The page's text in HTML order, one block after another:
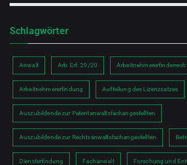
Schlagwörter
Anwalt Arb.Erf. 29/20
Arbeitnehmererfindung Aufteilung des Lizenzsatzes
Auszubildende zur Patentanwaltsfachangestellten
Auszubildende zur Rechtsanwaltsfachangestellten
Diensterfindung Fachanwalt Forschung und